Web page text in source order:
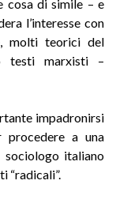
cosa di simile – e
l’interesse con
molti teorici del
testi marxisti –
impadronirsi
a una
sociologo italiano
“radicali”.